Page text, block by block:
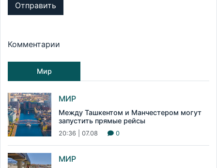
Отправить
Комментарии
Мир
МИР
Между Ташкентом и Манчестером могут
запустить прямые рейсы
20:36 | 07.08 0
МИР